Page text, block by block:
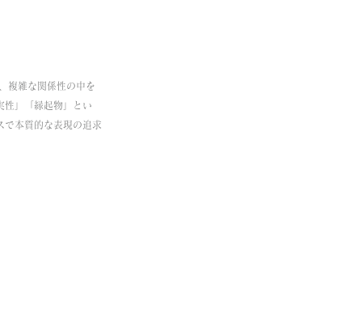
複雑な関係性の中を
性」「縁起物」とい
で本質的な表現の追求